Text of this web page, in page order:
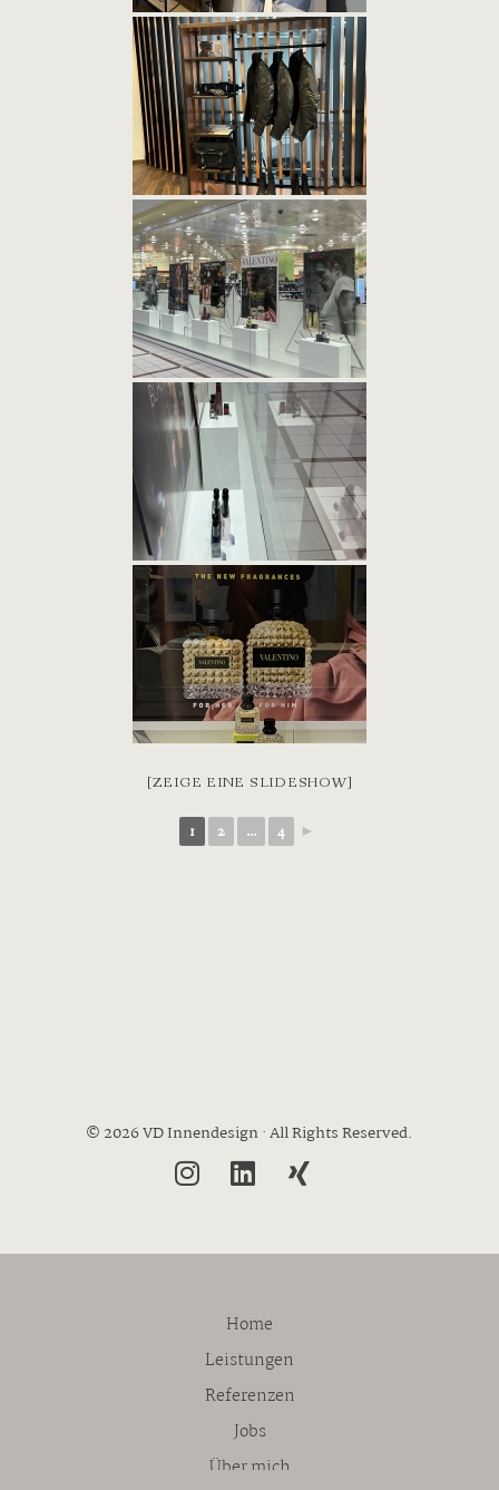
[ZEIGE EINE SLIDESHOW]
1 2 ... 4 ►
© 2026 VD Innendesign · All Rights Reserved.
Home
Leistungen
Referenzen
Jobs
Über mich